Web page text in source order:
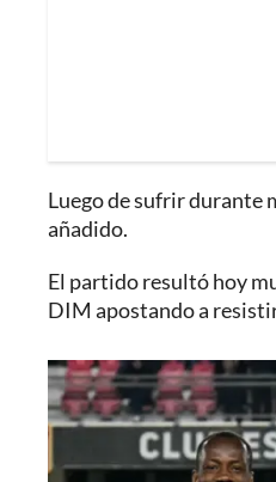
Luego de sufrir durante
añadido.
El partido resultó hoy
DIM apostando a